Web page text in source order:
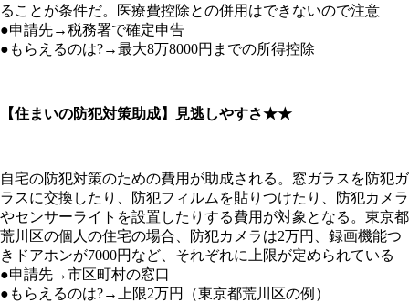
ることが条件だ。医療費控除との併用はできないので注意
●申請先→税務署で確定申告
●もらえるのは?→最大8万8000円までの所得控除
【住まいの防犯対策助成】見逃しやすさ★★
自宅の防犯対策のための費用が助成される。窓ガラスを防犯ガ
ラスに交換したり、防犯フィルムを貼りつけたり、防犯カメラ
やセンサーライトを設置したりする費用が対象となる。東京都
荒川区の個人の住宅の場合、防犯カメラは2万円、録画機能つ
きドアホンが7000円など、それぞれに上限が定められている
●申請先→市区町村の窓口
●もらえるのは?→上限2万円（東京都荒川区の例）